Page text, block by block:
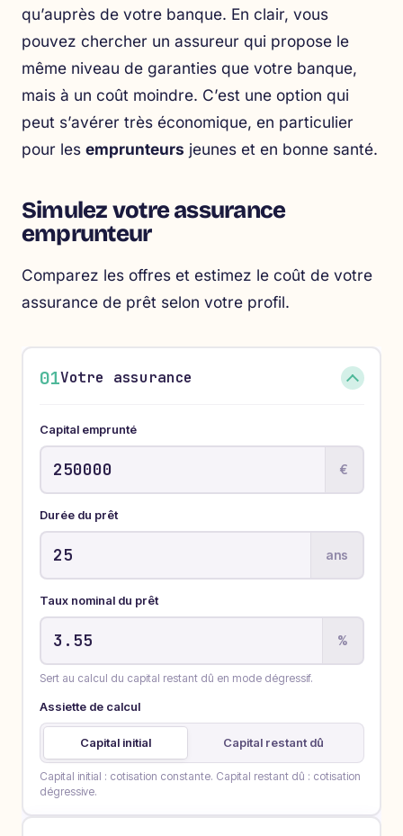
qu’auprès de votre banque. En clair, vous
pouvez chercher un assureur qui propose le
même niveau de garanties que votre banque,
mais à un coût moindre. C’est une option qui
peut s’avérer très économique, en particulier
pour les emprunteurs jeunes et en bonne santé.
Simulez votre assurance
emprunteur
Comparez les offres et estimez le coût de votre
assurance de prêt selon votre profil.